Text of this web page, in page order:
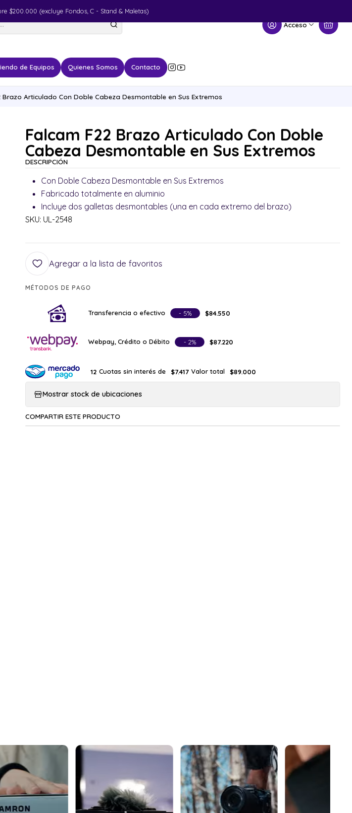
Acceso
de Equipos Quienes Somos Contacto
$200.000 (excluye Fondos, C - Stand & Maletas)
Brazo Articulado Con Doble Cabeza Desmontable en Sus Extremos
Falcam F22 Brazo Articulado Con Doble
Cabeza Desmontable en Sus Extremos
DESCRIPCIÓN
Con Doble Cabeza Desmontable en Sus Extremos
Fabricado totalmente en aluminio
Incluye dos galletas desmontables (una en cada extremo del brazo)
SKU: UL-2548
Agregar a la lista de favoritos
MÉTODOS DE PAGO
Transferencia o efectivo - 5% $84.550
Webpay, Crédito o Débito - 2% $87.220
12 Cuotas sin interés de $7.417 Valor total $89.000
Mostrar stock de ubicaciones
COMPARTIR ESTE PRODUCTO